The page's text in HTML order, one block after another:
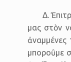
Δ.
μας στὸν
ἀναμμένες
μποροῦμε